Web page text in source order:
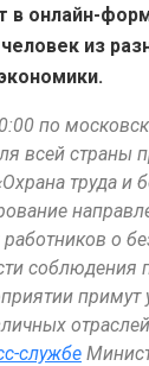
в онлайн-
из
по
всей страны
труда и
о
соблюдения
примут
службе